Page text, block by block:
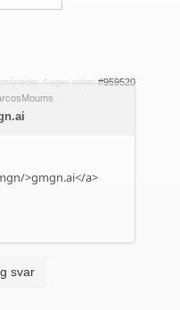
4 uger siden #959520
>gmgn.ai</a>
svar